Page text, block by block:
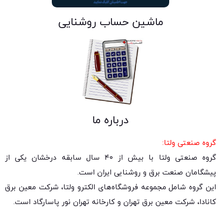
ماشین حساب روشنایی
درباره ما
گروه صنعتی ولتا:
گروه صنعتی ولتا با بیش از ۴۰ سال سابقه درخشان یکی از
پیشگامان صنعت برق و روشنایی ایران است.
این گروه شامل مجموعه فروشگاه‌های الکترو ولتا، شرکت معین برق
کانادا، شرکت معین برق تهران و کارخانه تهران نور پاسارگاد است.